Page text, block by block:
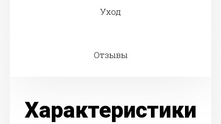
Уход
Отзывы
Характеристики